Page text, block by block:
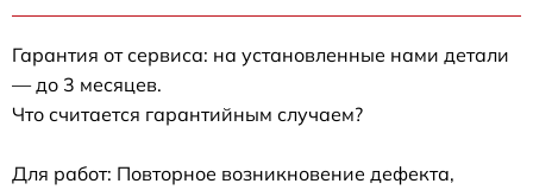
Гарантия от сервиса: на установленные нами детали
— до 3 месяцев.
Что считается гарантийным случаем?
Для работ: Повторное возникновение дефекта,